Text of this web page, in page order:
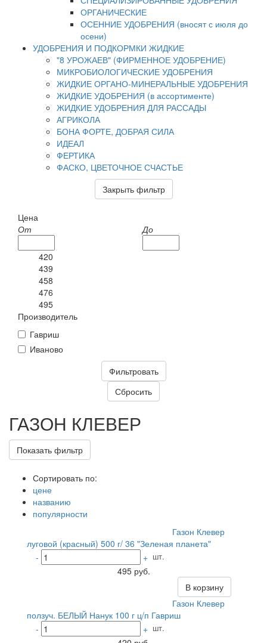
ОРГАНИЧЕСКИЕ
ОСЕННИЕ УДОБРЕНИЯ (вносят с июля до
осени)
УДОБРЕНИЯ И ПОДКОРМКИ ЖИДКИЕ
"8 УРОЖАЕВ" (ФИРМЕННОЕ УДОБРЕНИЕ)
МИКРОБИОЛОГИЧЕСКИЕ УДОБРЕНИЯ
ЖИДКИЕ ОРГАНО-МИНЕРАЛЬНЫЕ УДОБРЕНИЯ
ЖИДКИЕ УДОБРЕНИЯ (в ассортименте)
ЖИДКИЕ УДОБРЕНИЯ ДЛЯ РАССАДЫ
АГРИКОЛА
БОНА ФОРТЕ, ДОБРАЯ СИЛА
ИДЕАЛ
ФЕРТИКА
ФАСКО, ЦВЕТОЧНОЕ СЧАСТЬЕ
Закрыть фильтр
Цена
От
До
420
439
458
476
495
Производитель
Гавриш
Иваново
ГАЗОН КЛЕВЕР
Показать фильтр
Сортировать по:
цене
названию
популярности
Газон Клевер
луговой (красный) 500 г/ 36 "Зеленая планета"
-
+ шт.
495 руб.
В корзину
Газон Клевер
ползуч. БЕЛЫЙ Нанук 100 г ц/п Гавриш
-
+ шт.